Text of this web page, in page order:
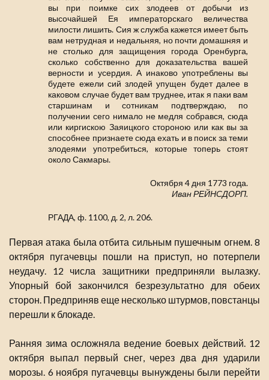
вы при поимке сих злодеев от добычи из
высочайшей Ея императорскаго величества
милости лишить. Сия ж служба кажется имеет быть
вам нетрудная и недальняя, но почти домашняя и
не столько для защищения города Оренбурга,
сколько собственно для доказательства вашей
верности и усердия. А инаково употреблены вы
будете ежели сий злодей упущен будет далее в
каковом случае будет вам труднее, итак я паки вам
старшинам и сотникам подтверждаю, по
получении сего нимало не медля собрався, сюда
или киргискою Заяицкого стороною или как вы за
способнее признаете сюда ехать и в поиск за теми
злодеями употребиться, которые топерь стоят
около Сакмары.
Октября 4 дня 1773 года.
Иван РЕЙНСДОРП.
РГАДА, ф. 1100, д. 2, л. 206.
Первая атака была отбита сильным пушечным огнем. 8
октября пугачевцы пошли на приступ, но потерпели
неудачу. 12 числа защитники предприняли вылазку.
Упорный бой закончился безрезультатно для обеих
сторон. Предприняв еще несколько штурмов, повстанцы
перешли к блокаде.
Ранняя зима осложняла ведение боевых действий. 12
октября выпал первый снег, через два дня ударили
морозы. 6 ноября пугачевцы вынуждены были перейти